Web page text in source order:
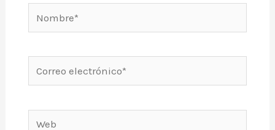
Nombre*
electrónico*